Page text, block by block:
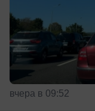
вчера в 09:52